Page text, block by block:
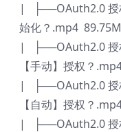
| ├──OAuth2.0 授
始化？.mp4 89.75M
| ├──OAuth2.0 授
【手动】授权？
| ├──OAuth2.0 授
【自动】授权？
| ├──OAuth2.0 授